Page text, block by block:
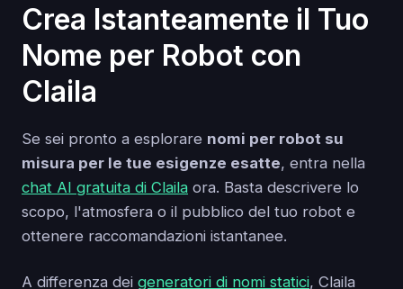
Crea Istanteamente il Tuo
Nome per Robot con
Claila
Se sei pronto a esplorare nomi per robot su
misura per le tue esigenze esatte, entra nella
chat AI gratuita di Claila ora. Basta descrivere lo
scopo, l'atmosfera o il pubblico del tuo robot e
ottenere raccomandazioni istantanee.
A differenza dei generatori di nomi statici, Claila